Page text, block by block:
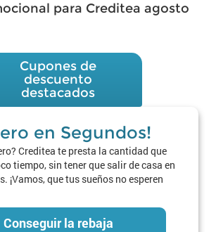
para Creditea agosto
Cupones de
descuento
destacados
en Segundos!
Creditea te presta la cantidad que
tiempo, sin tener que salir de casa en
¡Vamos, que tus sueños no esperen
Conseguir la rebaja